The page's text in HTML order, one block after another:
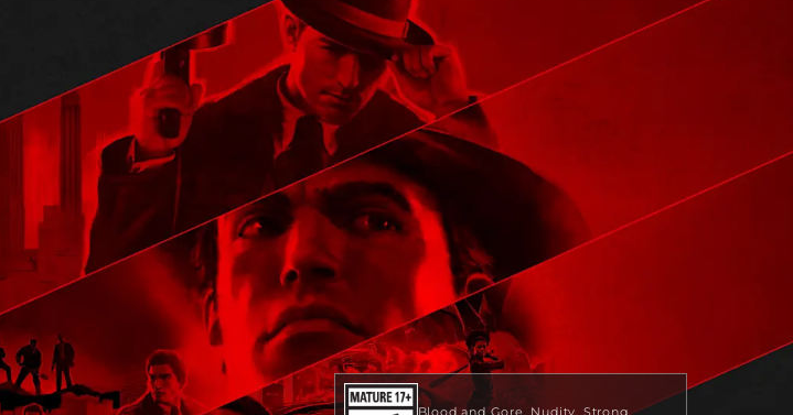
Blood and Gore Nudity Strong